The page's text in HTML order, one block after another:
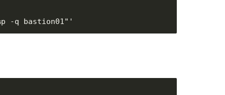
-q bastion01"'